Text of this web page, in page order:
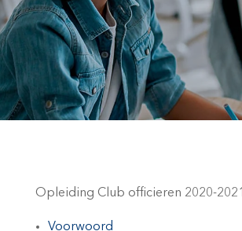
Opleiding Club officieren 2020-2021
Voorwoord